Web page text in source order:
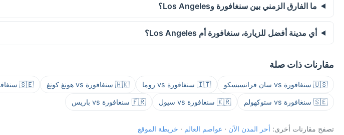
ما الفارق الزمني بين سنغافورة وLos Angeles؟
أي مدينة أفضل للزيارة، سنغافورة أم Los Angeles؟
مقارنات ذات صلة
🇺🇸 سنغافورة vs سان فرانسيسكو 🇮🇹 سنغافورة vs روما 🇭🇰 سنغافورة vs هونغ كونغ 🇸🇪 سنغافورة vs ستوكهولم
🇸🇪 سنغافورة vs ستوكهولم 🇰🇷 سنغافورة vs سيول 🇫🇷 سنغافورة vs باريس
تصفح مقارنات أخرى: أحر المدن الآن · عواصم العالم · خريطة الموقع